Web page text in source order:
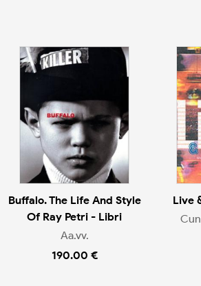
Buffalo. The Life And Style
Of Ray Petri - Libri
Aa.vv.
190.00 €
Live